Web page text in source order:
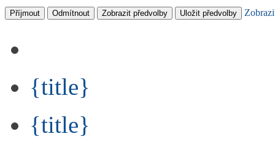
Příjmout Odmítnout Zobrazit předvolby Uložit předvolby
{title}
{title}